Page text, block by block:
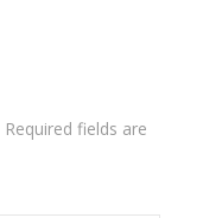
Required fields are